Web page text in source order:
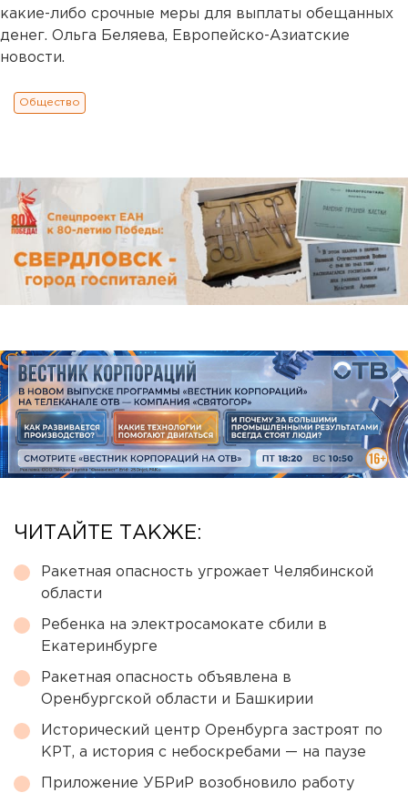
какие-либо срочные меры для выплаты обещанных
денег. Ольга Беляева, Европейско-Азиатские
новости.
Общество
ЧИТАЙТЕ ТАКЖЕ:
Ракетная опасность угрожает Челябинской
области
Ребенка на электросамокате сбили в
Екатеринбурге
Ракетная опасность объявлена в
Оренбургской области и Башкирии
Исторический центр Оренбурга застроят по
КРТ, а история с небоскребами — на паузе
Приложение УБРиР возобновило работу